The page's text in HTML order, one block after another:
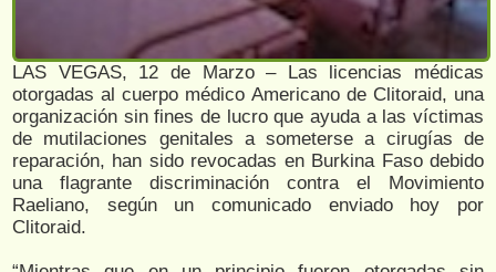
LAS VEGAS, 12 de Marzo – Las licencias médicas
otorgadas al cuerpo médico Americano de Clitoraid, una
organización sin fines de lucro que ayuda a las víctimas
de mutilaciones genitales a someterse a cirugías de
reparación, han sido revocadas en Burkina Faso debido
una flagrante discriminación contra el Movimiento
Raeliano, según un comunicado enviado hoy por
Clitoraid.